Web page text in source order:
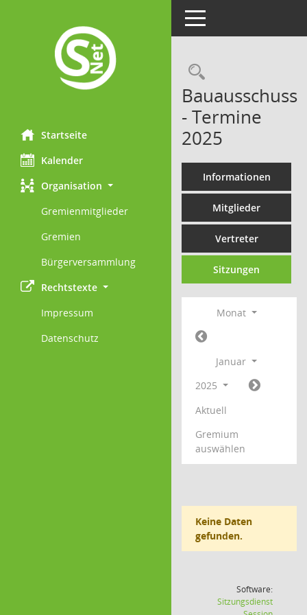
Startseite
Kalender
Organisation
Gremienmitglieder
Gremien
Bürgerversammlung
Rechtstexte
Impressum
Datenschutz
Toggle navigation
Bauausschuss
- Termine
2025
Informationen
Mitglieder
Vertreter
Sitzungen
Monat
Januar
2025
Aktuell
Gremium
auswählen
Keine Daten
gefunden.
Software:
Sitzungsdienst